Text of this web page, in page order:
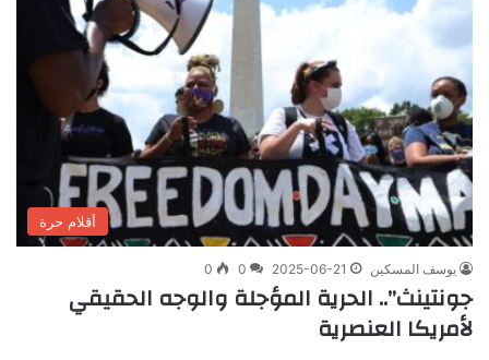
أقلام حرة
يوسف المسكين 2025-06-21
0
0
جونتينث”.. الحرية المؤجلة والوجه الحقيقي
لأمريكا العنصرية